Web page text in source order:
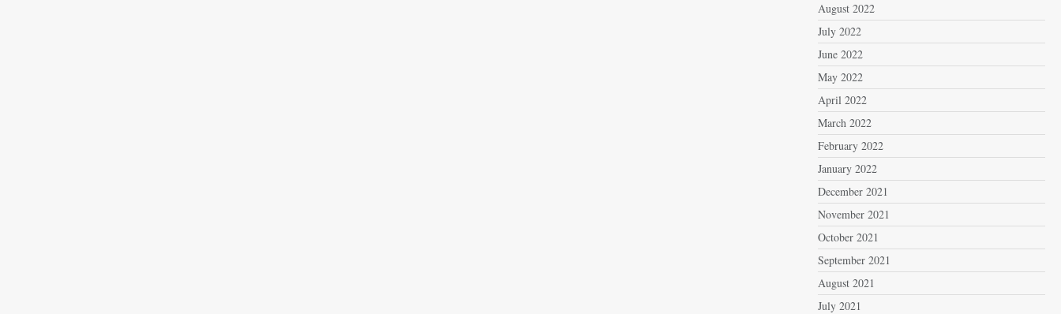
August 2022
July 2022
June 2022
May 2022
April 2022
March 2022
February 2022
January 2022
December 2021
November 2021
October 2021
September 2021
August 2021
July 2021